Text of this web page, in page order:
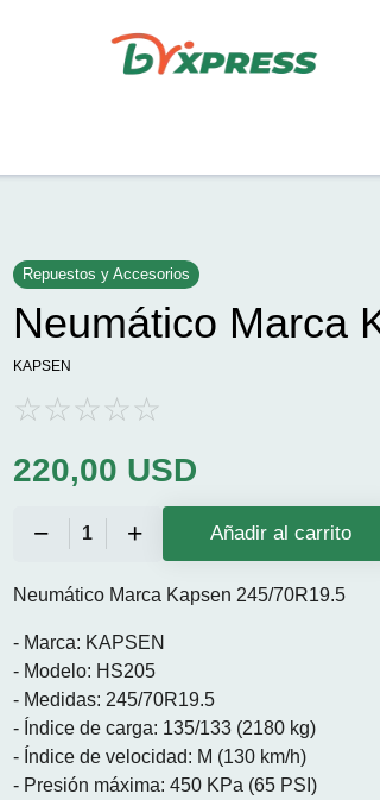
Repuestos y Accesorios
Neumático Marca
KAPSEN
220,00 USD
Añadir al carrito
Neumático Marca Kapsen 245/70R19.5
- Marca: KAPSEN
- Modelo: HS205
- Medidas: 245/70R19.5
- Índice de carga: 135/133 (2180 kg)
- Índice de velocidad: M (130 km/h)
- Presión máxima: 450 KPa (65 PSI)